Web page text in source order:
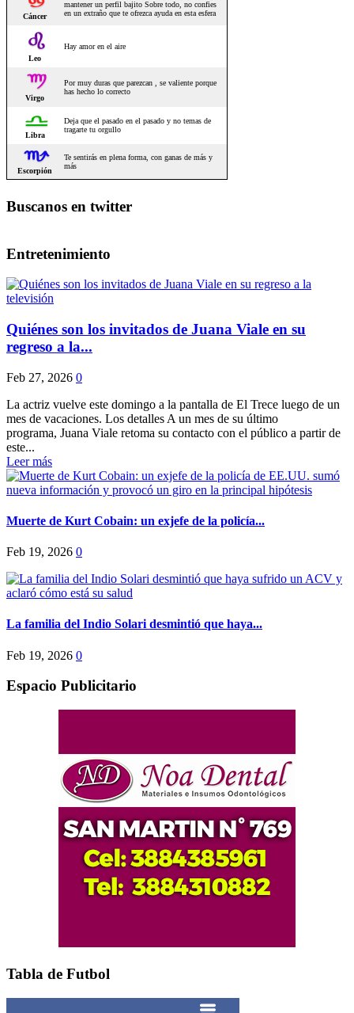
Buscanos en twitter
Entretenimiento
Quiénes son los invitados de Juana Viale en su
regreso a la...
Feb 27, 2026 0
La actriz vuelve este domingo a la pantalla de El Trece luego de un
mes de vacaciones. Los detalles A un mes de su último
programa, Juana Viale retoma su contacto con el público a partir de
este...
Leer más
Muerte de Kurt Cobain: un exjefe de la policía...
Feb 19, 2026 0
La familia del Indio Solari desmintió que haya...
Feb 19, 2026 0
Espacio Publicitario
Tabla de Futbol